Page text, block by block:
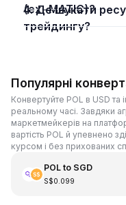
(ex-MATIC)?
4. Де шукати ресурси для навчання
трейдингу?
Популярні
Конвертуйте POL в USD та
реальному часі. Завдяки
маркетмейкерів на
вартість POL й упевнено
курсом і без прихованих
POLto SGD
S$0.099